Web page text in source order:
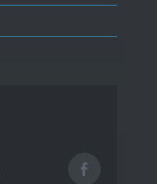
Facebook